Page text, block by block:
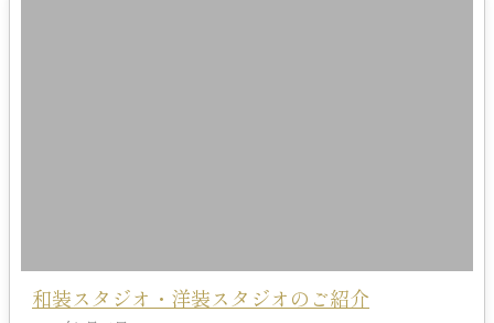
和装スタジオ・洋装スタジオのご紹介